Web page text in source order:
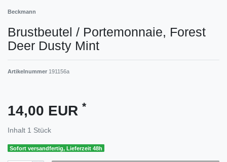
Beckmann
Brustbeutel / Portemonnaie, Forest
Deer Dusty Mint
Artikelnummer 191156a
14,00 EUR *
Inhalt 1 Stück
Sofort versandfertig, Lieferzeit 48h